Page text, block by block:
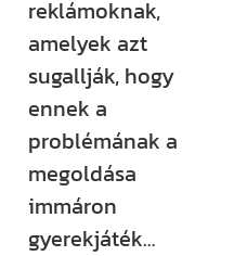
reklámoknak,
amelyek azt
sugallják, hogy
ennek a
problémának a
megoldása
immáron
gyerekjáték…